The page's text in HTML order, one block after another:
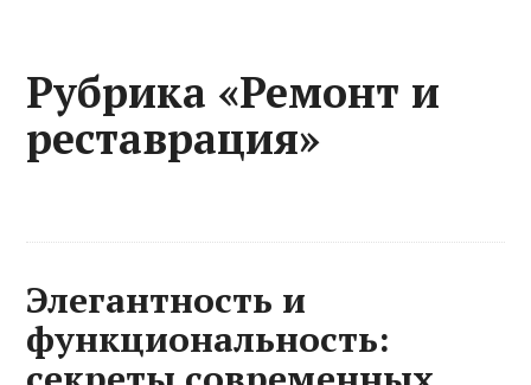
Рубрика «Ремонт и
реставрация»
Элегантность и
функциональность: